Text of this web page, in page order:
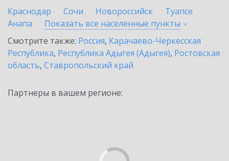
Краснодар
Сочи Новороссийск
Туапсе
Анапа
Показать все населенные пункты
Смотрите также: Россия, Карачаево-Черкесская
Республика, Республика Адыгея (Адыгея), Ростовская
область, Ставропольский край
Партнеры в вашем регионе: